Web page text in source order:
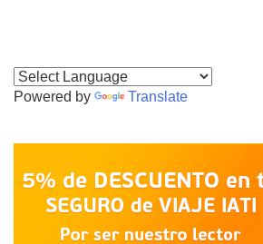
Powered by Translate